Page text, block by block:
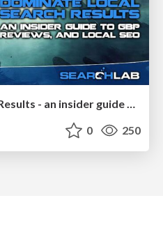
Dominate Local Search Results - an insider guide to GBP, reviews, and Local SEO
0 250